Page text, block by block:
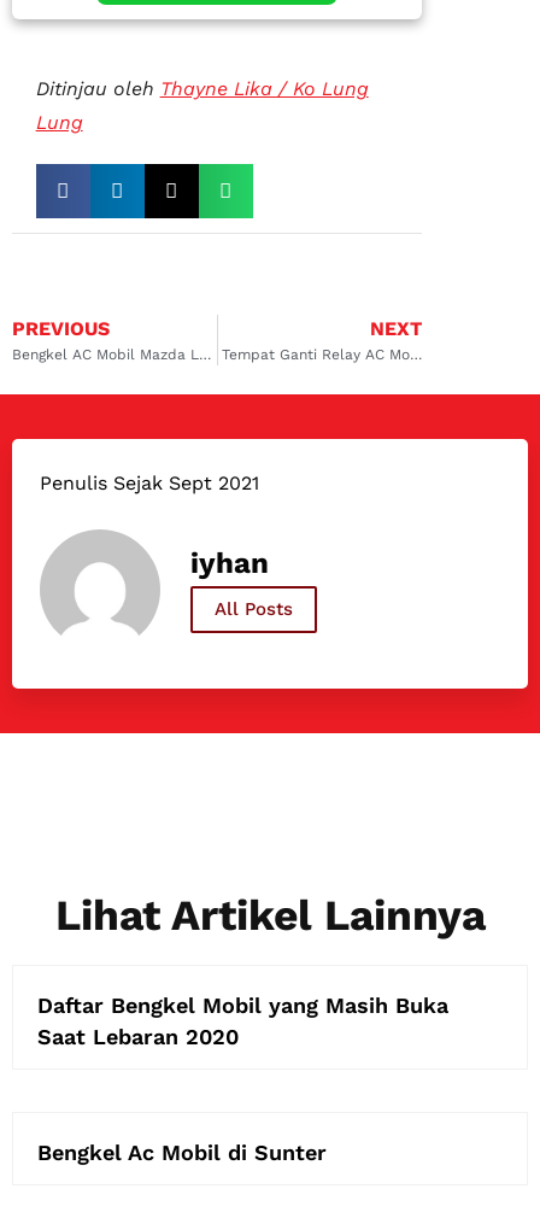
Ditinjau oleh Thayne Lika / Ko Lung
Lung
PREVIOUS
Bengkel AC Mobil Mazda Lembang, Solusi Terbaik untuk Perawatan Kendaraan Kamu
NEXT
Tempat Ganti Relay AC Mobil di Sambikerep: Solusi Tepat dan Aman
Penulis Sejak Sept 2021
iyhan
All Posts
Lihat Artikel Lainnya
Daftar Bengkel Mobil yang Masih Buka
Saat Lebaran 2020
Bengkel Ac Mobil di Sunter